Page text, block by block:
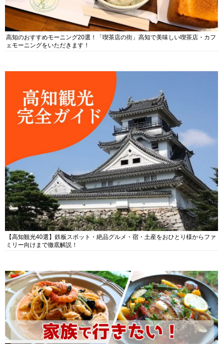
高知のおすすめモーニング20選！「喫茶店の街」高知で美味しい喫茶店・カフ
ェモーニングをいただきます！
【高知観光40選】鉄板スポット・絶品グルメ・宿・土産をおひとり様からファ
ミリー向けまで徹底解説！